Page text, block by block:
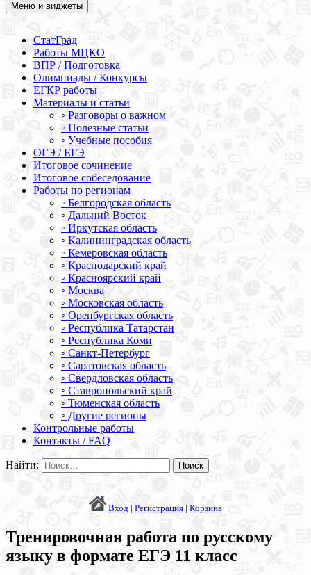
Академия СОВА
Подготовка к ЕГЭ, ОГЭ, ВПР, МЦКО, СтатГрад, КДР, ВОШ,
Меню и виджеты
СтатГрад
Работы МЦКО
ВПР / Подготовка
Олимпиады / Конкурсы
ЕГКР работы
Материалы и статьи
◦ Разговоры о важном
◦ Полезные статьи
◦ Учебные пособия
ОГЭ / ЕГЭ
Итоговое сочинение
Итоговое собеседование
Работы по регионам
◦ Белгородская область
◦ Дальний Восток
◦ Иркутская область
◦ Калининградская область
◦ Кемеровская область
◦ Краснодарский край
◦ Красноярский край
◦ Москва
◦ Московская область
◦ Оренбургская область
◦ Республика Татарстан
◦ Республика Коми
◦ Санкт-Петербург
◦ Саратовская область
◦ Свердловская область
◦ Ставропольский край
◦ Тюменская область
◦ Другие регионы
Контрольные работы
Контакты / FAQ
Найти:
Вход | Регистрация | Корзина
Тренировочная работа по русскому
языку в формате ЕГЭ 11 класс